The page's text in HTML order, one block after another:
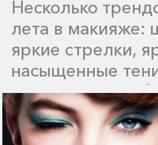
Несколько
лета в макияже:
яркие стрелки,
насыщенные
припудренные
одновременный
глаза и губы